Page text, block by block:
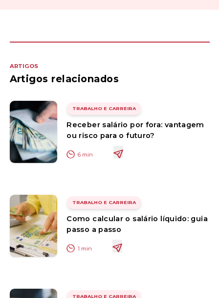
ARTIGOS
Artigos relacionados
TRABALHO E CARREIRA
Receber salário por fora: vantagem
ou risco para o futuro?
6 min
TRABALHO E CARREIRA
Como calcular o salário líquido: guia
passo a passo
1 min
TRABALHO E CARREIRA